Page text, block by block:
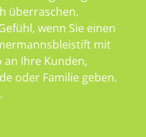
überraschen.
wenn Sie einen
mit
Ihre Kunden,
oder Familie geben.